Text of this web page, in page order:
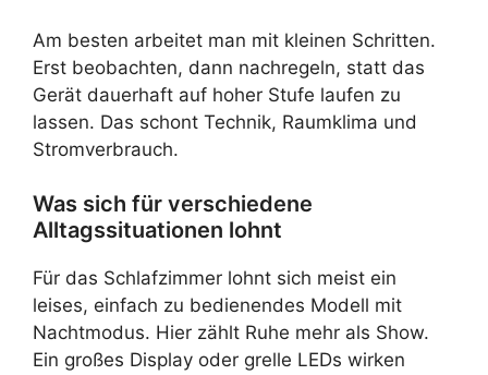
Am besten arbeitet man mit kleinen Schritten.
Erst beobachten, dann nachregeln, statt das
Gerät dauerhaft auf hoher Stufe laufen zu
lassen. Das schont Technik, Raumklima und
Stromverbrauch.
Was sich für verschiedene
Alltagssituationen lohnt
Für das Schlafzimmer lohnt sich meist ein
leises, einfach zu bedienendes Modell mit
Nachtmodus. Hier zählt Ruhe mehr als Show.
Ein großes Display oder grelle LEDs wirken